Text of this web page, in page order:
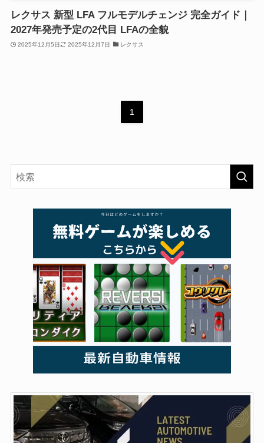
レクサス 新型 LFA フルモデルチェンジ 完全ガイド｜
2027年発売予定の2代目 LFAの全貌
2025年12月5日 2025年12月7日 レクサス
1